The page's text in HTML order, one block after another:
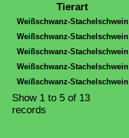
Tierart
Weißschwanz-Stachelschwein
Weißschwanz-Stachelschwein
Weißschwanz-Stachelschwein
Weißschwanz-Stachelschwein
Weißschwanz-Stachelschwein
Show 1 to 5 of 13
records